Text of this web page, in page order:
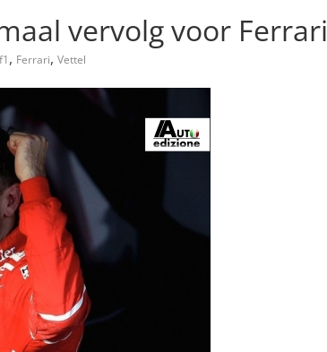
vervolg voor Ferrari
f1, Ferrari, Vettel